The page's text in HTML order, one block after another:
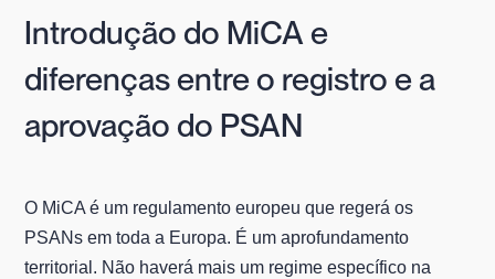
Introdução do MiCA e
diferenças entre o registro e a
aprovação do PSAN
O MiCA é um regulamento europeu que regerá os
PSANs em toda a Europa. É um aprofundamento
territorial. Não haverá mais um regime específico na